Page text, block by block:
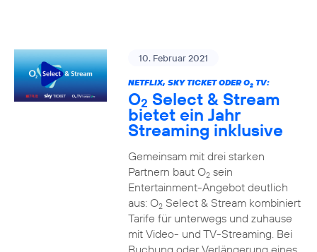
10. Februar 2021
NETFLIX, SKY TICKET ODER O2TV:
O2 Select & Stream
bietet ein Jahr
Streaming inklusive
Gemeinsam mit drei starken
Partnern baut O2sein
Entertainment-Angebot deutlich
aus: O2Select & Stream kombiniert
Tarife für unterwegs und zuhause
mit Video- und TV-Streaming. Bei
Buchung oder Verlängerung eines